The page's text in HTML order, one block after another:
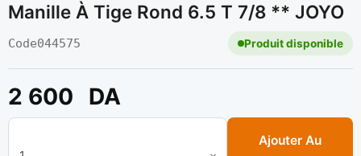
Manille À Tige Rond 6.5 T 7/8 ** JOYO
Code044575 Produit disponible
2 600 DA
quantité de Manille à tige rond 6.5 T 7/8 ** JOYO
Ajouter Au